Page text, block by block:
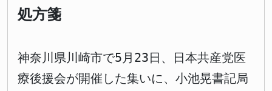
処方箋
神奈川県川崎市で5月23日、日本共産党医
療後援会が開催した集いに、小池晃書記局